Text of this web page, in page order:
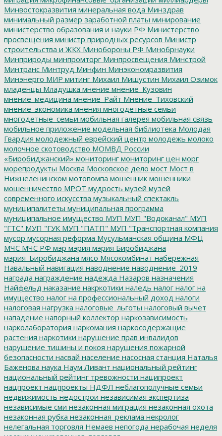
Минвостокразвития минеральная вода Минздрав
минимальный размер заработной платы минирование
министерство образования и науки РФ Министерство
просвещения министр природных ресурсов Министр
строительства и ЖКХ Минобороны РФ Минобрнауки
Минприроды минпромторг Минпросвещения Минстрой
Минтранс Минтруд Минфин Минэкономразвития
Минэнерго МИР митинг Михаил Мишустин Михаил Озимок
младенцы Младушка мнение мнение_Кузовин
мнение_медицина мнение_Райт Мнение_Тиховский
мнение_экономика мнения многодетные семьи
многодетные_семьи мобильная галерея мобильная связь
мобильное приложение модельная библиотека Молодая
Гвардия молодежный еврейский центр молодежь молоко
молочное скотоводство МОМВД России
«Биробиджанский» мониторинг мониторинг цен морг
морепродукты Москва Московское дело мост Мост в
Нижнеленинском мотопомпа мошенник мошенники
мошенничество МРОТ мудрость музей музей
современного искусства музыкальный спектакль
муниципалитеты муниципальная программа
муниципальное имущество МУП МУП "Водоканал" МУП
"ГТС" МУП "ГУК МУП "ПАТП" МУП "Транспортная компания
мусор мусорная реформа Мусульманская община МФЦ
МЧС МЧС РФ мэр мэрия мэрия Биробиджана
мэрия_Биробиджана мясо Мясокомбинат набережная
Навальный навигация наводнение наводнение_2019
награда награждение надежда Назаров назначения
Найфельд наказание накркотики наледь налог налог на
имущество налог на профессиональный доход налоги
налоговая нагрузка налоговые_льготы налоговый вычет
нападение напорный коллектор наркозависимость
нарколаборатория наркомания наркосодержащие
растения наркотики нарушение прав инвалидов
нарушение тишины и покоя нарушения пожарной
безопасности насвай население насосная станция Наталья
Баженова наука Наум Ливант национальный рейтинг
национальный рейтинг тревожности наципроект
нацпроект нацпроекты НДФЛ неблагополучные семьи
недвижимость недострои независимая экспертиза
независимые сми незаконная миграция незаконная охота
незаконная рубка незаконная_реклама некролог
нелегальная торговля Немаев непогода нерабочая неделя